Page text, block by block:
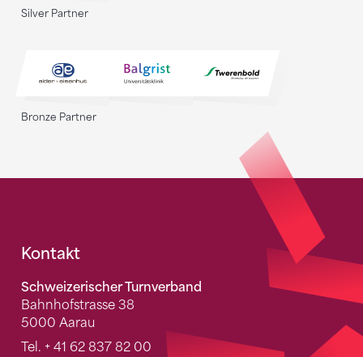
Silver Partner
Bronze Partner
Fusszeile
Kontakt
Schweizerischer Turnverband
Bahnhofstrasse 38
5000 Aarau
Tel. + 41 62 837 82 00